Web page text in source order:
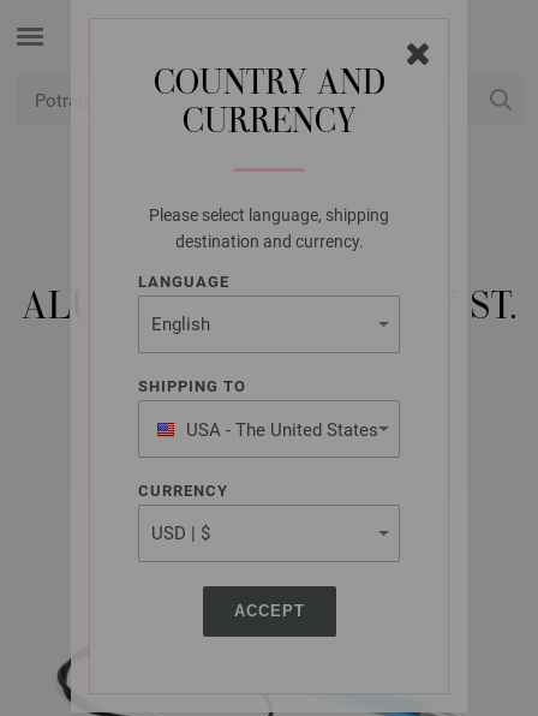
COUNTRY AND
CURRENCY
Please select language, shipping
destination and currency.
LANGUAGE
SHIPPING TO
USA - The United States
of America
CURRENCY
ACCEPT
LANA GROSSA
KRUŽNA IGLA
ALUMINIJSKA RAINBOW ST.
9,0/60 CM